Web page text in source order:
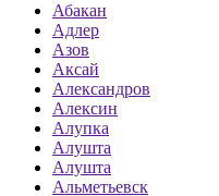
Абакан
Адлер
Азов
Аксай
Александров
Алексин
Алупка
Алушта
Алушта
Альметьевск